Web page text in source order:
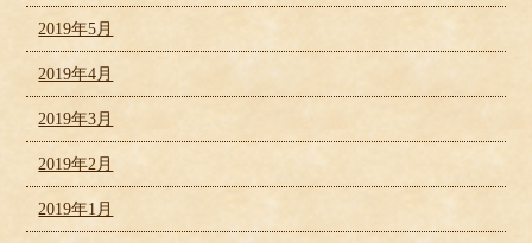
2019年5月
2019年4月
2019年3月
2019年2月
2019年1月